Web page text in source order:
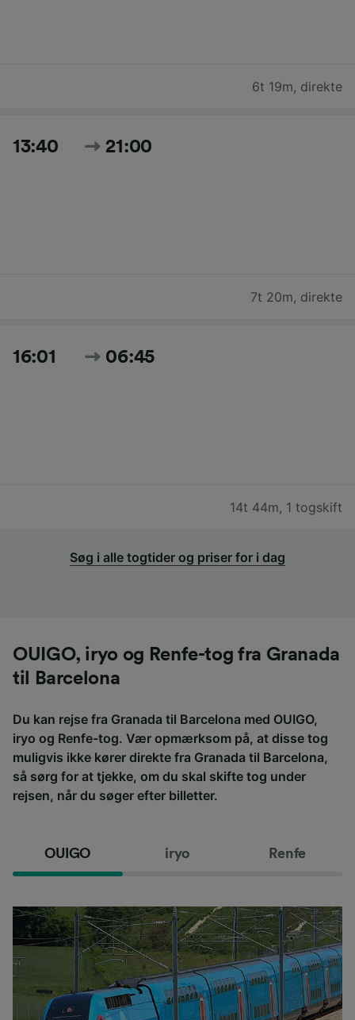
6t 19m, direkte
13:40 21:00
7t 20m, direkte
16:01 06:45
14t 44m, 1 togskift
Søg i alle togtider og priser for i dag
OUIGO, iryo og Renfe-tog fra Granada
til Barcelona
Du kan rejse fra Granada til Barcelona med OUIGO,
iryo og Renfe-tog. Vær opmærksom på, at disse tog
muligvis ikke kører direkte fra Granada til Barcelona,
så sørg for at tjekke, om du skal skifte tog under
rejsen, når du søger efter billetter.
OUIGO iryo Renfe